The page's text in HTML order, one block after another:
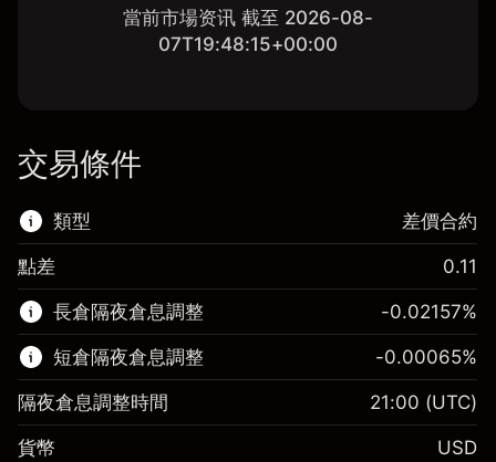
當前市場资讯 截至 2026-08-
07T19:48:15+00:00
交易條件
類型
該金融市場可進行差價合約交易。
了解更多：
差價合約
差價合約
點差 0.11
長倉隔夜倉息調整 -0.02157%
短倉隔夜倉息調整 -0.00065%
隔夜倉息調整時間 21:00 (UTC)
貨幣 USD